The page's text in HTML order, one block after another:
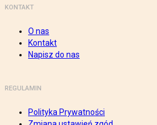
KONTAKT
O nas
Kontakt
Napisz do nas
REGULAMIN
Polityka Prywatności